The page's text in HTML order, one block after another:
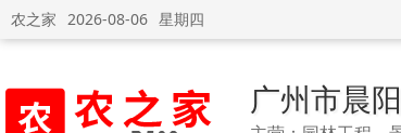
农之家 2026-08-06 星期四
广州市晨